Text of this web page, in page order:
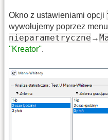
Okno z ustawieniami opcji
wywołujemy poprzez menu
nieparametryczne →
''Kreator''.